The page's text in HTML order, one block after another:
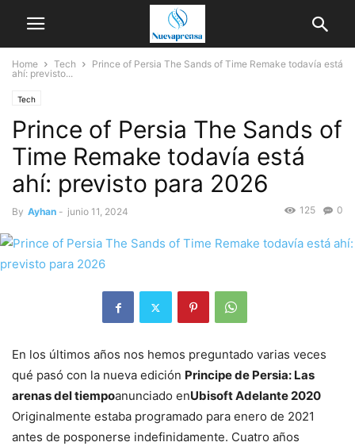
Home Tech
Prince of Persia The Sands of Time Remake todavía está
ahí: previsto...
Tech
Prince of Persia The Sands of
Time Remake todavía está
ahí: previsto para 2026
By Ayhan - junio 11, 2024 0
125
En los últimos años nos hemos preguntado varias veces
qué pasó con la nueva edición Principe de Persia: Las
arenas del tiempoanunciado enUbisoft Adelante 2020
Originalmente estaba programado para enero de 2021
antes de posponerse indefinidamente. Cuatro años